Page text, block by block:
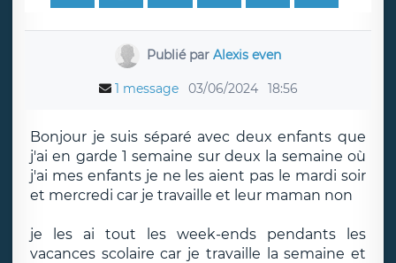
Publié par Alexis even
1 message 03/06/2024 18:56
Bonjour je suis séparé avec deux enfants que
j'ai en garde 1 semaine sur deux la semaine où
j'ai mes enfants je ne les aient pas le mardi soir
et mercredi car je travaille et leur maman non
je les ai tout les week-ends pendants les
vacances scolaire car je travaille la semaine et